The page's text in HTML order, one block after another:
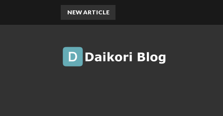
NEW ARTICLE